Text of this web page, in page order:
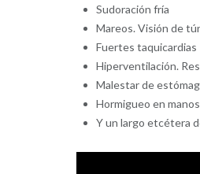
Sudoración fría
Mareos. Visión de
Fuertes taquicardias
Hiperventilación.
Malestar de
Hormigueo en
Y un largo etcétera